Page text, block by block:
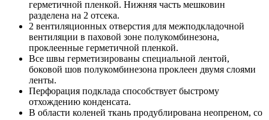
герметичной пленкой. Нижняя часть мешковин
разделена на 2 отсека.
2 вентиляционных отверстия для межподкладочной
вентиляции в паховой зоне полукомбинезона,
проклеенные герметичной пленкой.
Все швы герметизированы специальной лентой,
боковой шов полукомбинезона проклеен двумя слоями
ленты.
Перфорация подклада способствует быстрому
отхождению конденсата.
В области коленей ткань продублирована неопреном, со